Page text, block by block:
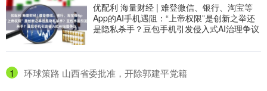
优配利 海量财经 | 难登微信、银行、淘宝等
App的AI手机遇阻：“上帝权限”是创新之举还
是隐私杀手？豆包手机引发侵入式AI治理争议
1 ​环球策路 山西省委批准，开除郭建平党籍